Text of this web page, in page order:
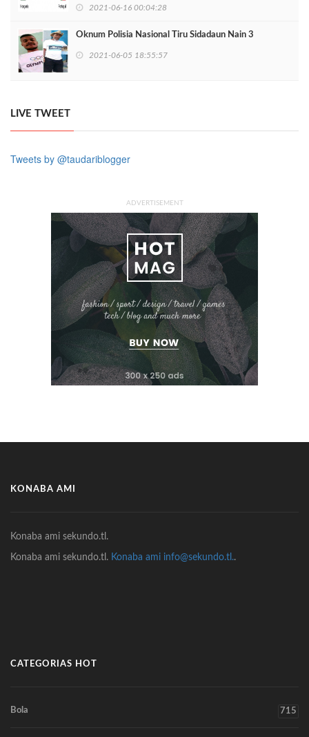
2021-06-16 00:04:28
Oknum Polisia Nasional Tiru Sidadaun Nain 3
2021-06-05 18:55:57
LIVE TWEET
Tweets by @taudariblogger
ADVERTISEMENT
KONABA AMI
Konaba ami sekundo.tl.
Konaba ami sekundo.tl. Konaba ami info@sekundo.tl..
CATEGORIAS HOT
Bola 715